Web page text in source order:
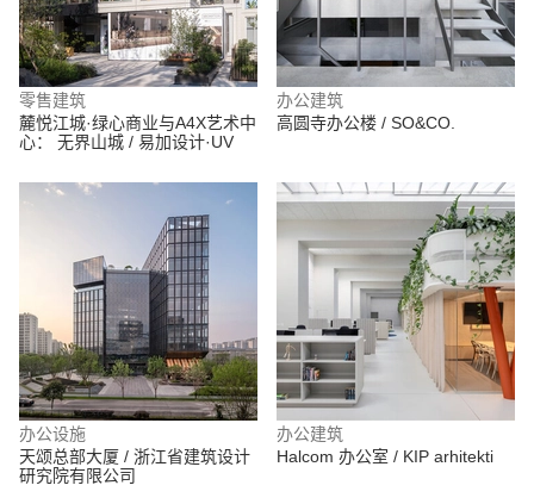
零售建筑
麓悦江城·绿心商业与A4X艺术中
心： 无界山城 / 易加设计·UV
办公建筑
高圆寺办公楼 / SO&CO.
办公设施
天颂总部大厦 / 浙江省建筑设计
研究院有限公司
办公建筑
Halcom 办公室 / KIP arhitekti